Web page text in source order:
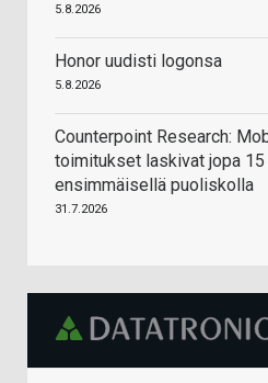
5.8.2026
Honor uudisti logonsa
5.8.2026
Counterpoint Research:
toimitukset laskivat jopa 15
ensimmäisellä puoliskolla
31.7.2026